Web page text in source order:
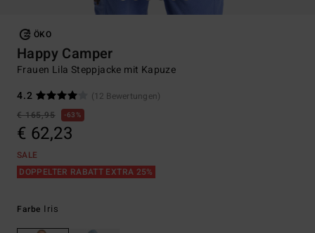
ÖKO
Happy Camper
Frauen Lila Steppjacke mit Kapuze
4.2
(12 Bewertungen)
€ 165,95
63%
€ 62,23
SALE
DOPPELTER RABATT EXTRA 25%
Farbe Iris